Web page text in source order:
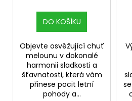
DO KOŠÍKU
Objevte osvěžující chuť
melounu v dokonalé
harmonii sladkosti a
šťavnatosti, která vám
přinese pocit letní
pohody a...